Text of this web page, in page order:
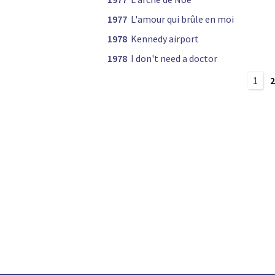
1977 L'amour qui brûle en moi
1978 Kennedy airport
1978 I don't need a doctor
1